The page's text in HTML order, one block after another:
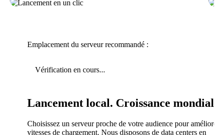
Emplacement du serveur recommandé :
Vérification en cours...
Lancement local. Croissance
Choisissez un serveur proche de votre audience pour
vitesses de chargement. Nous disposons de data centers en